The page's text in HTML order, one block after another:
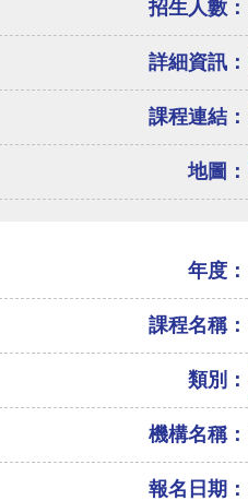
招生人數：
詳細資訊：
課程連結：
地圖：
年度：
課程名稱：
類別：
機構名稱：
報名日期：